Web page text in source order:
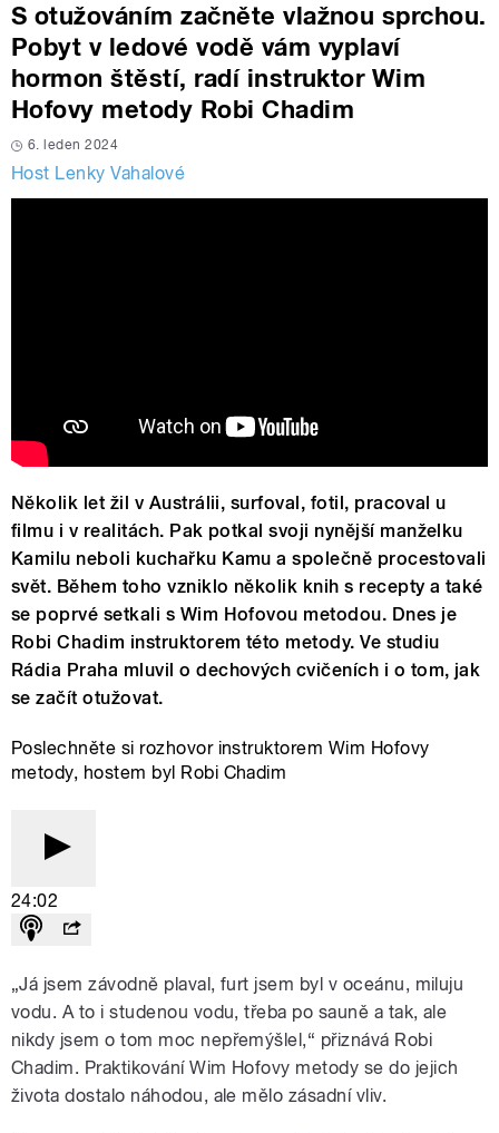
S otužováním začněte vlažnou sprchou.
Pobyt v ledové vodě vám vyplaví
hormon štěstí, radí instruktor Wim
Hofovy metody Robi Chadim
6. leden 2024
Host Lenky Vahalové
Několik let žil v Austrálii, surfoval, fotil, pracoval u
filmu i v realitách. Pak potkal svoji nynější manželku
Kamilu neboli kuchařku Kamu a společně procestovali
svět. Během toho vzniklo několik knih s recepty a také
se poprvé setkali s Wim Hofovou metodou. Dnes je
Robi Chadim instruktorem této metody. Ve studiu
Rádia Praha mluvil o dechových cvičeních i o tom, jak
se začít otužovat.
Poslechněte si rozhovor instruktorem Wim Hofovy
metody, hostem byl Robi Chadim
24:02
„Já jsem závodně plaval, furt jsem byl v oceánu, miluju
vodu. A to i studenou vodu, třeba po sauně a tak, ale
nikdy jsem o tom moc nepřemýšlel,“ přiznává Robi
Chadim. Praktikování Wim Hofovy metody se do jejich
života dostalo náhodou, ale mělo zásadní vliv.